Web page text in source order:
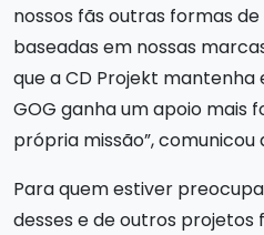
nossos fãs outras formas
baseadas em nossas
que a CD Projekt mantenha
GOG ganha um apoio mais
própria missão”, comunicou
Para quem estiver
desses e de outros projetos